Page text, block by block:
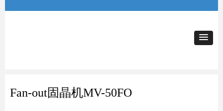
Fan-out固晶机MV-50FO